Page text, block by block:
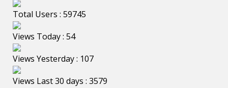
Total Users : 59745
Views Today : 54
Views Yesterday : 107
Views Last 30 days : 3579